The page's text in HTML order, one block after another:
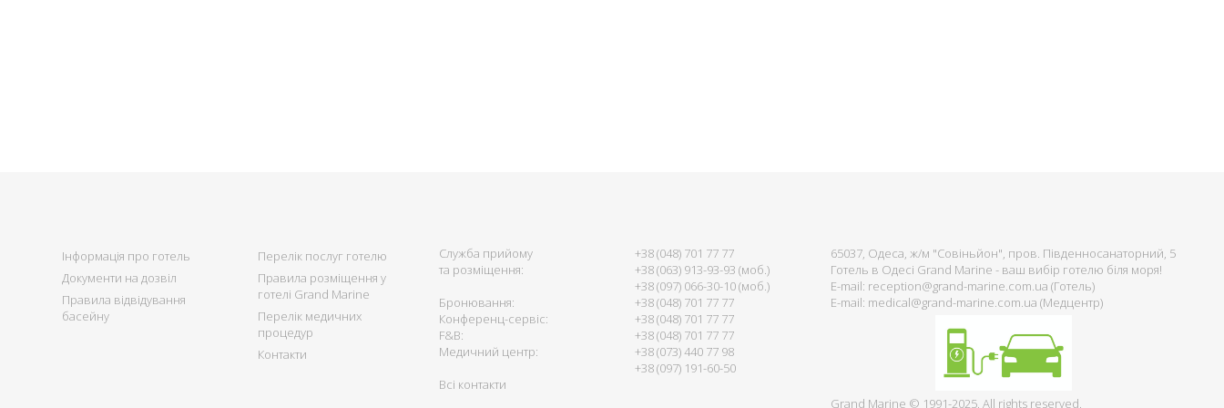
Інформація про готель
Документи на дозвіл
Правила відвідування
басейну
Перелік послуг готелю
Правила розміщення у
готелі Grand Marine
Перелік медичних
процедур
Контакти
Служба прийому
та розміщення:
Бронювання:
Конференц-сервіс:
F&B:
Медичний центр:
Всі контакти
+38 (048) 701 77 77
+38 (063) 913-93-93 (моб.)
+38 (097) 066-30-10 (моб.)
+38 (048) 701 77 77
+38 (048) 701 77 77
+38 (048) 701 77 77
+38 (073) 440 77 98
+38 (097) 191-60-50
65037, Одеса, ж/м "Совіньйон", пров. Південносанаторний, 5
Готель в Одесі Grand Marine - ваш вибір готелю біля моря!
E-mail: reception@grand-marine.com.ua (Готель)
E-mail: medical@grand-marine.com.ua (Медцентр)
Grand Marine © 1991-2025. All rights reserved.